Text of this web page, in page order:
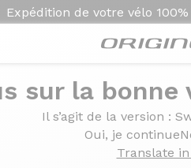
Expédition de votre vélo
sur la
Il s’agit de la version :
Oui, je continue
Translate
mat